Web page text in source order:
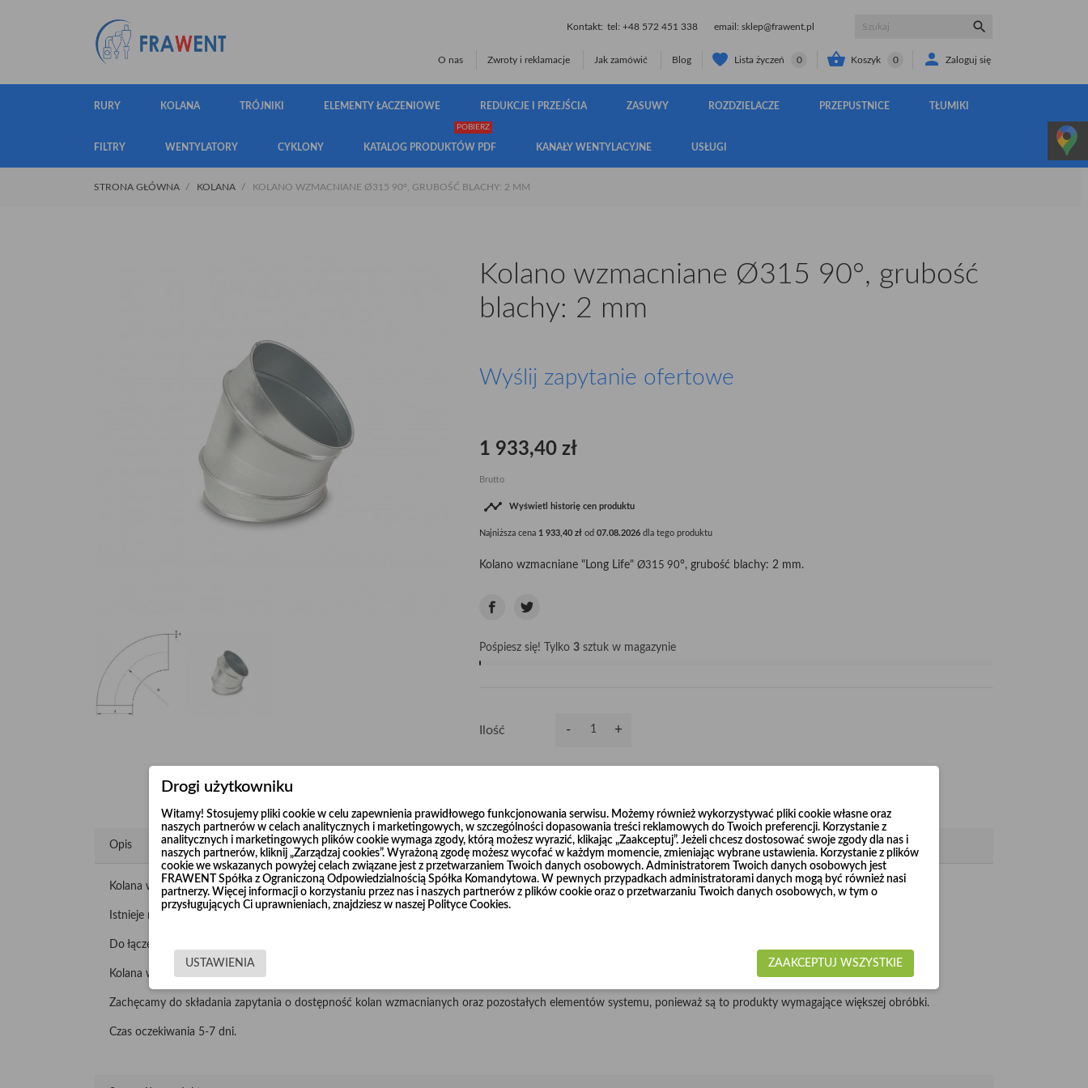
Kontakt: tel: +48 572 451 338 email: sklep@frawent.pl 
O nas Zwroty i reklamacje Jak zamówić Blog Lista życzeń 0  Koszyk 0  Zaloguj się
RURY KOLANA TRÓJNIKI ELEMENTY ŁACZENIOWE REDUKCJE I PRZEJŚCIA ZASUWY ROZDZIELACZE PRZEPUSTNICE TŁUMIKI
FILTRY WENTYLATORY CYKLONY KATALOG PRODUKTÓW PDF
POBIERZ
KANAŁY WENTYLACYJNE USŁUGI
STRONA GŁÓWNA KOLANA KOLANO WZMACNIANE Ø315 90°, GRUBOŚĆ BLACHY: 2 MM
Kolano wzmacniane Ø315 90°, grubość
blachy: 2 mm
Wyślij zapytanie ofertowe
1 933,40 zł
Brutto
 Wyświetl historię cen produktu
Najniższa cena 1 933,40 zł od 07.08.2026 dla tego produktu
Kolano wzmacniane "Long Life" Ø315 90°, grubość blachy: 2 mm.
Pośpiesz się! Tylko 3 sztuk w magazynie
Ilość - +
Opis
Kolana wzmacniane "Long Life" produkujemy z nieścieralnej blachy czarnej o grubości 2 mm i 3 mm w średnicach od Ø120 do Ø1000.
Istnieje możliwość wykonania kolan 90° o promieniu R=3 x d.
Do łączenia wykorzystuje się opaski szerokie lub kołnierze, które również dostępne są w naszej ofercie.
Kolana wzmacniane malujemy lub cynkujemy galwanicznie, według życzenia Klienta.
Zachęcamy do składania zapytania o dostępność kolan wzmacnianych oraz pozostałych elementów systemu, ponieważ są to produkty wymagające większej obróbki.
Czas oczekiwania 5-7 dni.
Drogi użytkowniku
Witamy! Stosujemy pliki cookie w celu zapewnienia prawidłowego funkcjonowania serwisu. Możemy również wykorzystywać pliki cookie własne oraz
naszych partnerów w celach analitycznych i marketingowych, w szczególności dopasowania treści reklamowych do Twoich preferencji. Korzystanie z
analitycznych i marketingowych plików cookie wymaga zgody, którą możesz wyrazić, klikając „Zaakceptuj”. Jeżeli chcesz dostosować swoje zgody dla nas i
naszych partnerów, kliknij „Zarządzaj cookies”. Wyrażoną zgodę możesz wycofać w każdym momencie, zmieniając wybrane ustawienia. Korzystanie z plików
cookie we wskazanych powyżej celach związane jest z przetwarzaniem Twoich danych osobowych. Administratorem Twoich danych osobowych jest
FRAWENT Spółka z Ograniczoną Odpowiedzialnością Spółka Komandytowa. W pewnych przypadkach administratorami danych mogą być również nasi
partnerzy. Więcej informacji o korzystaniu przez nas i naszych partnerów z plików cookie oraz o przetwarzaniu Twoich danych osobowych, w tym o
przysługujących Ci uprawnieniach, znajdziesz w naszej Polityce Cookies.
USTAWIENIA ZAAKCEPTUJ WSZYSTKIE